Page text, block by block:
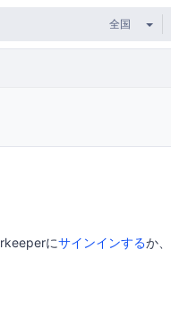
にサインインするか、